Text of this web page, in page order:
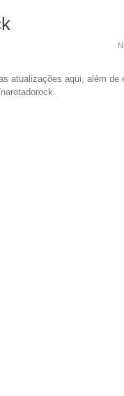
atualizações aqui, além de